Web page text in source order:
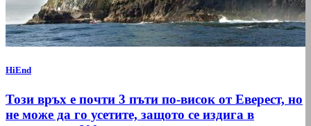
HiEnd
Този връх е почти 3 пъти по-висок от Еверест, но
не може да го усетите, защото се издига в